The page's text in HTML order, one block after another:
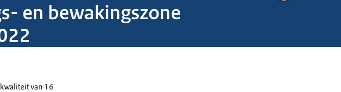
en bewakingszone
van 16